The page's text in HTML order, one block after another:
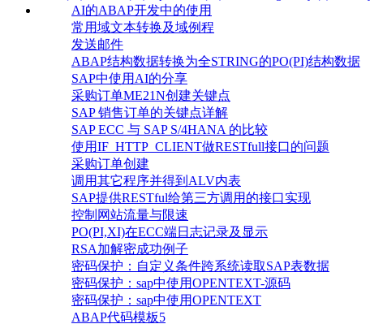
AI的ABAP开发中的使用
常用域文本转换及域例程
发送邮件
ABAP结构数据转换为全STRING的PO(PI)结构数据
SAP中使用AI的分享
采购订单ME21N创建关键点
SAP 销售订单的关键点详解
SAP ECC 与 SAP S/4HANA 的比较
使用IF_HTTP_CLIENT做RESTfull接口的问题
采购订单创建
调用其它程序并得到ALV内表
SAP提供RESTful给第三方调用的接口实现
控制网站流量与限速
PO(PI,XI)在ECC端日志记录及显示
RSA加解密成功例子
密码保护：自定义条件跨系统读取SAP表数据
密码保护：sap中使用OPENTEXT-源码
密码保护：sap中使用OPENTEXT
ABAP代码模板5